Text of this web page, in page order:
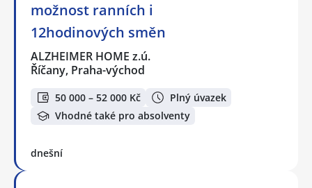
možnost ranních i
12hodinových směn
ALZHEIMER HOME z.ú.
Říčany, Praha-východ
50 000 – 52 000 Kč
Plný úvazek
Vhodné také pro absolventy
dnešní